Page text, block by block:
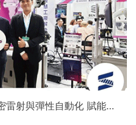
雷射與彈性自動化 賦能智
相